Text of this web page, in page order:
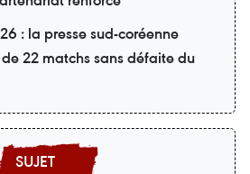
: la presse sud-coréenne
22 matchs sans défaite du